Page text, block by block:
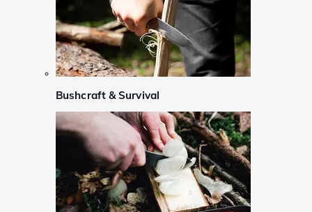
Bushcraft & Survival